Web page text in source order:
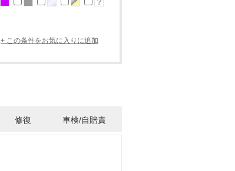
+ この条件をお気に入りに追加
修復 車検/自賠責